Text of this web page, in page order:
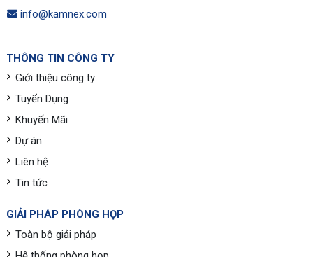
info@kamnex.com
THÔNG TIN CÔNG TY
Giới thiệu công ty
Tuyển Dụng
Khuyến Mãi
Dự án
Liên hệ
Tin tức
GIẢI PHÁP PHÒNG HỌP
Toàn bộ giải pháp